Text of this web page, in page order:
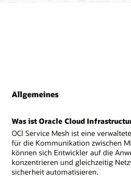
Allgemeines
Was ist Oracle Cloud
OCI Service Mesh ist eine
für die Kommunikation zwischen
können sich Entwickler auf die
konzentrieren und gleichzeitig
sicherheit automatisieren.